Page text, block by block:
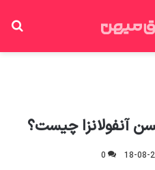
آنفولانزا چیست؟
0